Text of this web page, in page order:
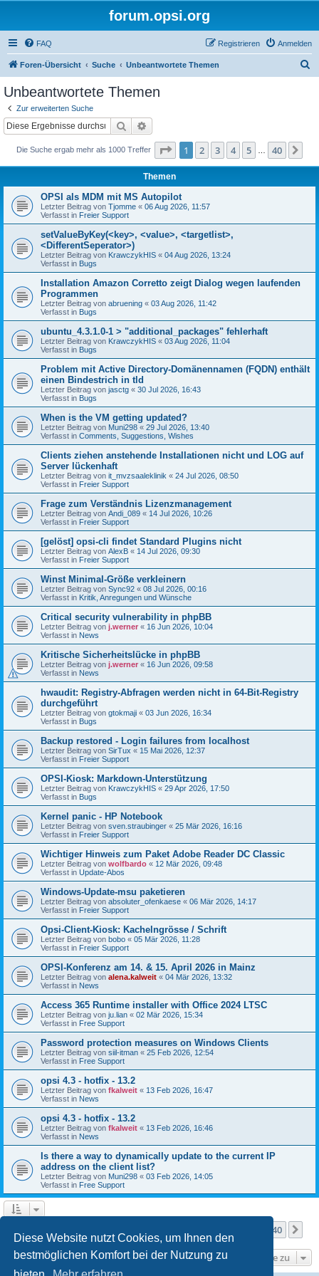
Diese Website nutzt Cookies, um Ihnen den
bestmöglichen Komfort bei der Nutzung zu
forum.opsi.org
FAQ Anmelden
Registrieren
Foren-Übersicht Suche Unbeantwortete Themen
Unbeantwortete Themen
Zur erweiterten Suche
Suche
Die Suche ergab mehr als 1000 Treffer Seite 1von 40
1 2 3 4 5 40
Themen
OPSI als MDM mit MS Autopilot
Letzter Beitrag von Tjomme « 06 Aug 2026, 11:57
Verfasst in Freier Support
setValueByKey(<key>, <value>, <targetlist>,
<DifferentSeperator>)
Letzter Beitrag von KrawczykHIS « 04 Aug 2026, 13:24
Verfasst in Bugs
Installation Amazon Corretto zeigt Dialog wegen laufenden
Programmen
Letzter Beitrag von abruening « 03 Aug 2026, 11:42
Verfasst in Bugs
ubuntu_4.3.1.0-1 > "additional_packages" fehlerhaft
Letzter Beitrag von KrawczykHIS « 03 Aug 2026, 11:04
Verfasst in Bugs
Problem mit Active Directory-Domänennamen (FQDN) enthält
einen Bindestrich in tld
Letzter Beitrag von jasctg « 30 Jul 2026, 16:43
Verfasst in Bugs
When is the VM getting updated?
Letzter Beitrag von Muni298 « 29 Jul 2026, 13:40
Verfasst in Comments, Suggestions, Wishes
Clients ziehen anstehende Installationen nicht und LOG auf
Server lückenhaft
Letzter Beitrag von it_mvzsaaleklinik « 24 Jul 2026, 08:50
Verfasst in Freier Support
Frage zum Verständnis Lizenzmanagement
Letzter Beitrag von Andi_089 « 14 Jul 2026, 10:26
Verfasst in Freier Support
[gelöst] opsi-cli findet Standard Plugins nicht
Letzter Beitrag von AlexB « 14 Jul 2026, 09:30
Verfasst in Freier Support
Winst Minimal-Größe verkleinern
Letzter Beitrag von Sync92 « 08 Jul 2026, 00:16
Verfasst in Kritik, Anregungen und Wünsche
Critical security vulnerability in phpBB
Letzter Beitrag von j.werner « 16 Jun 2026, 10:04
Verfasst in News
Kritische Sicherheitslücke in phpBB
Letzter Beitrag von j.werner « 16 Jun 2026, 09:58
Verfasst in News
hwaudit: Registry-Abfragen werden nicht in 64-Bit-Registry
durchgeführt
Letzter Beitrag von gtokmaji « 03 Jun 2026, 16:34
Verfasst in Bugs
Backup restored - Login failures from localhost
Letzter Beitrag von SirTux « 15 Mai 2026, 12:37
Verfasst in Freier Support
OPSI-Kiosk: Markdown-Unterstützung
Letzter Beitrag von KrawczykHIS « 29 Apr 2026, 17:50
Verfasst in Bugs
Kernel panic - HP Notebook
Letzter Beitrag von sven.straubinger « 25 Mär 2026, 16:16
Verfasst in Freier Support
Wichtiger Hinweis zum Paket Adobe Reader DC Classic
Letzter Beitrag von wolfbardo « 12 Mär 2026, 09:48
Verfasst in Update-Abos
Windows-Update-msu paketieren
Letzter Beitrag von absoluter_ofenkaese « 06 Mär 2026, 14:17
Verfasst in Freier Support
Opsi-Client-Kiosk: Kachelngrösse / Schrift
Letzter Beitrag von bobo « 05 Mär 2026, 11:28
Verfasst in Freier Support
OPSI-Konferenz am 14. & 15. April 2026 in Mainz
Letzter Beitrag von alena.kalweit « 04 Mär 2026, 13:32
Verfasst in News
Access 365 Runtime installer with Office 2024 LTSC
Letzter Beitrag von ju.lian « 02 Mär 2026, 15:34
Verfasst in Free Support
Password protection measures on Windows Clients
Letzter Beitrag von siil-itman « 25 Feb 2026, 12:54
Verfasst in Free Support
opsi 4.3 - hotfix - 13.2
Letzter Beitrag von fkalweit « 13 Feb 2026, 16:47
Verfasst in News
opsi 4.3 - hotfix - 13.2
Letzter Beitrag von fkalweit « 13 Feb 2026, 16:46
Verfasst in News
Is there a way to dynamically update to the current IP
address on the client list?
Letzter Beitrag von Muni298 « 03 Feb 2026, 14:05
Verfasst in Free Support
40
Gehe zu